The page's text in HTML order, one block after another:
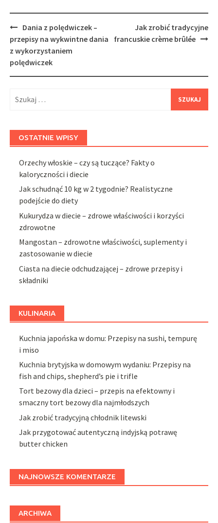
Post
navigation
Dania z polędwiczek –
przepisy na wykwintne dania
z wykorzystaniem
polędwiczek
Jak zrobić tradycyjne
francuskie crème brûlée
OSTATNIE WPISY
Orzechy włoskie – czy są tuczące? Fakty o
kaloryczności i diecie
Jak schudnąć 10 kg w 2 tygodnie? Realistyczne
podejście do diety
Kukurydza w diecie – zdrowe właściwości i korzyści
zdrowotne
Mangostan – zdrowotne właściwości, suplementy i
zastosowanie w diecie
Ciasta na diecie odchudzającej – zdrowe przepisy i
składniki
KULINARIA
Kuchnia japońska w domu: Przepisy na sushi, tempurę
i miso
Kuchnia brytyjska w domowym wydaniu: Przepisy na
fish and chips, shepherd’s pie i trifle
Tort bezowy dla dzieci – przepis na efektowny i
smaczny tort bezowy dla najmłodszych
Jak zrobić tradycyjną chłodnik litewski
Jak przygotować autentyczną indyjską potrawę
butter chicken
NAJNOWSZE KOMENTARZE
ARCHIWA